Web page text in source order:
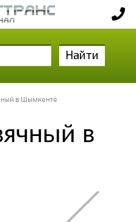
Найти
в Шымкенте
в